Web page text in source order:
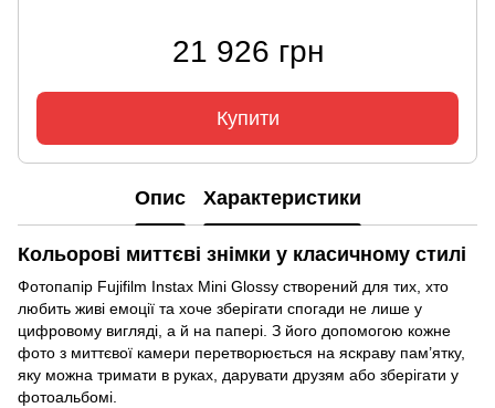
21 926 грн
Купити
Опис Характеристики
Кольорові миттєві знімки у класичному стилі
Фотопапір Fujifilm Instax Mini Glossy створений для тих, хто
любить живі емоції та хоче зберігати спогади не лише у
цифровому вигляді, а й на папері. З його допомогою кожне
фото з миттєвої камери перетворюється на яскраву пам’ятку,
яку можна тримати в руках, дарувати друзям або зберігати у
фотоальбомі.